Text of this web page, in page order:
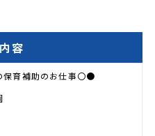
容
育補助のお仕事〇●